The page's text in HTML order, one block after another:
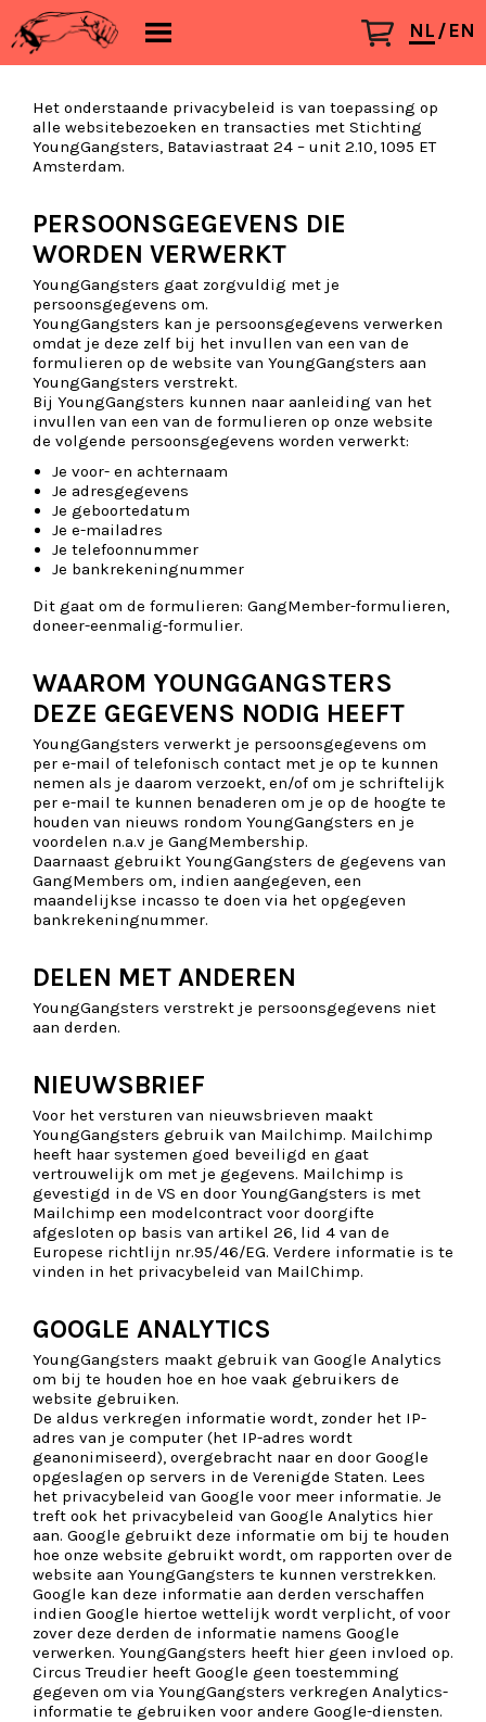
NL EN
Het onderstaande privacybeleid is van toepassing op
alle websitebezoeken en transacties met Stichting
YoungGangsters, Bataviastraat 24 – unit 2.10, 1095 ET
Amsterdam.
PERSOONSGEGEVENS DIE
WORDEN VERWERKT
YoungGangsters gaat zorgvuldig met je
persoonsgegevens om.
YoungGangsters kan je persoonsgegevens verwerken
omdat je deze zelf bij het invullen van een van de
formulieren op de website van YoungGangsters aan
YoungGangsters verstrekt.
Bij YoungGangsters kunnen naar aanleiding van het
invullen van een van de formulieren op onze website
de volgende persoonsgegevens worden verwerkt:
Je voor- en achternaam
Je adresgegevens
Je geboortedatum
Je e-mailadres
Je telefoonnummer
Je bankrekeningnummer
Dit gaat om de formulieren: GangMember-formulieren,
doneer-eenmalig-formulier.
WAAROM YOUNGGANGSTERS
DEZE GEGEVENS NODIG HEEFT
YoungGangsters verwerkt je persoonsgegevens om
per e-mail of telefonisch contact met je op te kunnen
nemen als je daarom verzoekt, en/of om je schriftelijk
per e-mail te kunnen benaderen om je op de hoogte te
houden van nieuws rondom YoungGangsters en je
voordelen n.a.v je GangMembership.
Daarnaast gebruikt YoungGangsters de gegevens van
GangMembers om, indien aangegeven, een
maandelijkse incasso te doen via het opgegeven
bankrekeningnummer.
DELEN MET ANDEREN
YoungGangsters verstrekt je persoonsgegevens niet
aan derden.
NIEUWSBRIEF
Voor het versturen van nieuwsbrieven maakt
YoungGangsters gebruik van Mailchimp. Mailchimp
heeft haar systemen goed beveiligd en gaat
vertrouwelijk om met je gegevens. Mailchimp is
gevestigd in de VS en door YoungGangsters is met
Mailchimp een modelcontract voor doorgifte
afgesloten op basis van artikel 26, lid 4 van de
Europese richtlijn nr.95/46/EG. Verdere informatie is te
vinden in het privacybeleid van MailChimp.
GOOGLE ANALYTICS
YoungGangsters maakt gebruik van Google Analytics
om bij te houden hoe en hoe vaak gebruikers de
website gebruiken.
De aldus verkregen informatie wordt, zonder het IP-
adres van je computer (het IP-adres wordt
geanonimiseerd), overgebracht naar en door Google
opgeslagen op servers in de Verenigde Staten. Lees
het privacybeleid van Google voor meer informatie. Je
treft ook het privacybeleid van Google Analytics hier
aan. Google gebruikt deze informatie om bij te houden
hoe onze website gebruikt wordt, om rapporten over de
website aan YoungGangsters te kunnen verstrekken.
Google kan deze informatie aan derden verschaffen
indien Google hiertoe wettelijk wordt verplicht, of voor
zover deze derden de informatie namens Google
verwerken. YoungGangsters heeft hier geen invloed op.
Circus Treudier heeft Google geen toestemming
gegeven om via YoungGangsters verkregen Analytics-
informatie te gebruiken voor andere Google-diensten.